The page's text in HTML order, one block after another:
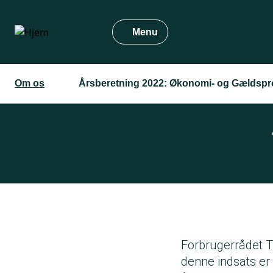
hovedindhold
Menu
Om os Årsberetning 2022: Økonomi- og
Forbrugerrådet
denne indsats